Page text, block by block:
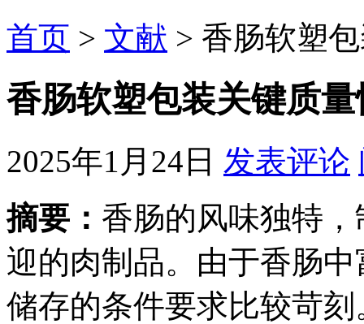
首页 > 文献 > 香肠软塑
香肠软塑包装关键质
2025年1月24日 发表评论
摘要： 香肠的风味独特
迎的肉制品。由于香肠
储存的条件要求比较苛